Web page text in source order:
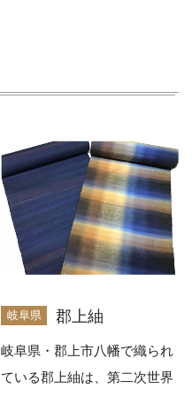
岐阜県 郡上紬
岐阜県・郡上市八幡で織られ
ている郡上紬は、第二次世界